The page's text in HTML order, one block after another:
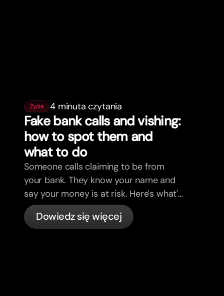
Życie 4 minuta czytania
Fake bank calls and vishing:
how to spot them and
what to do
Someone calls claiming to be from
your bank. They know your name and
say your money is at risk. Here's what's
actually happening, and what to do.
Dowiedz się więcej